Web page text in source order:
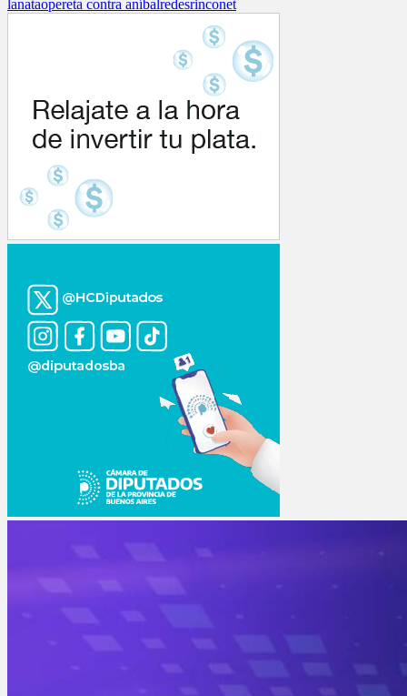
lanataopereta contra aníbal redesrinconet